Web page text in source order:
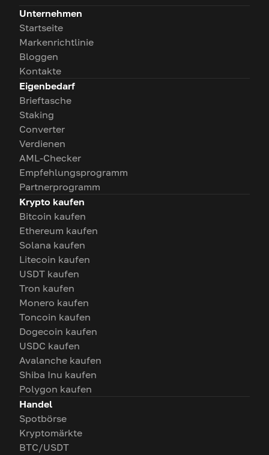
Unternehmen
Startseite
Markenrichtlinie
Bloggen
Kontakte
Eigenbedarf
Brieftasche
Staking
Converter
Verdienen
AML-Checker
Empfehlungsprogramm
Partnerprogramm
Krypto kaufen
Bitcoin kaufen
Ethereum kaufen
Solana kaufen
Litecoin kaufen
USDT kaufen
Tron kaufen
Monero kaufen
Toncoin kaufen
Dogecoin kaufen
USDC kaufen
Avalanche kaufen
Shiba Inu kaufen
Polygon kaufen
Handel
Spotbörse
Kryptomärkte
BTC/USDT